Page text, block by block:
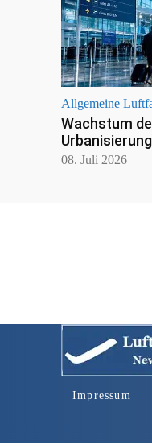
Allgemeine
Wachstum
08. Juli 2026
Impressum